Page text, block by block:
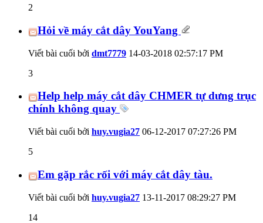
2
Hỏi về máy cắt dây YouYang
Viết bài cuối bởi dmt7779 14-03-2018 02:57:17 PM
3
Help help máy cắt dây CHMER tự dưng trục
chính không quay
Viết bài cuối bởi huy.vugia27 06-12-2017 07:27:26 PM
5
Em gặp rắc rối với máy cắt dây tàu.
Viết bài cuối bởi huy.vugia27 13-11-2017 08:29:27 PM
14